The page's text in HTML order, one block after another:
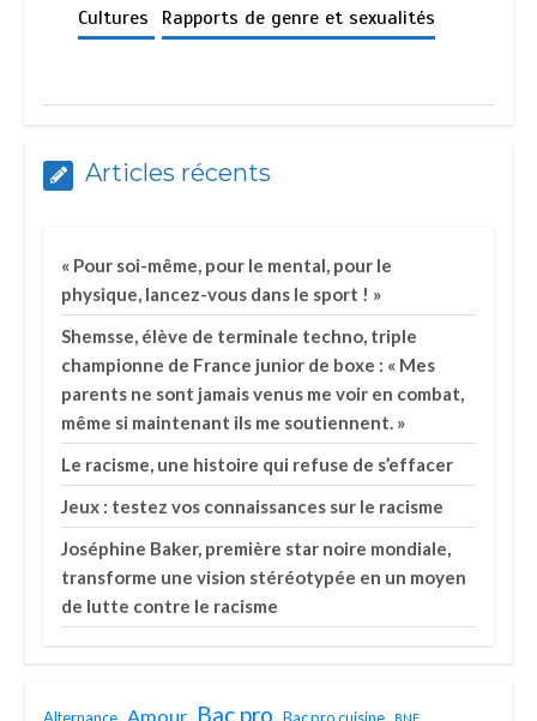
Cultures Rapports de genre et sexualités
Articles récents
« Pour soi-même, pour le mental, pour le
physique, lancez-vous dans le sport ! »
Shemsse, élève de terminale techno, triple
championne de France junior de boxe : « Mes
parents ne sont jamais venus me voir en combat,
même si maintenant ils me soutiennent. »
Le racisme, une histoire qui refuse de s’effacer
Jeux : testez vos connaissances sur le racisme
Joséphine Baker, première star noire mondiale,
transforme une vision stéréotypée en un moyen
de lutte contre le racisme
Alternance Amour Bac pro Bac pro cuisine BNF